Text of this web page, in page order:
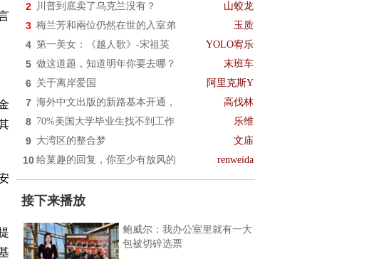
2 川普到底卖了乌克兰没有？ 山蛟龙
3 梅兰芳和兩位仍然在世的入室弟 玉质
4 第一美女：《越人歌》-宋祖英 YOLO宥乐
5 做这道题，知道明年你要去哪？ 末班车
6 关于离岸爱国 阿里克斯Y
7 海外中文出版的新路基本开通， 高伐林
8 70%美国大学毕业生找不到工作 乐维
9 大湾区的整合梦 文庙
10 给菓趣的回复，你至少有放风的 renweida
接下来播放
鲍威尔：我办公室里就有一大
包被切碎选票